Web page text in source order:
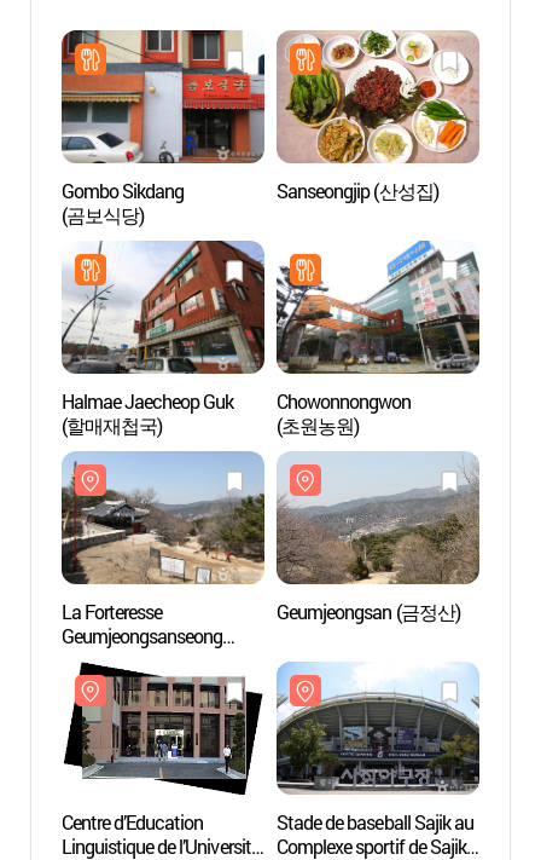
Gombo Sikdang
(곰보식당)
Sanseongjip (산성집)
Halmae Jaecheop Guk
(할매재첩국)
Chowonnongwon
(초원농원)
La Forteresse
Geumjeongsanseong
(금정산성)
Geumjeongsan (금정산)
Centre d’Education
Linguistique de l’Université
Stade de baseball Sajik au
Complexe sportif de Sajik